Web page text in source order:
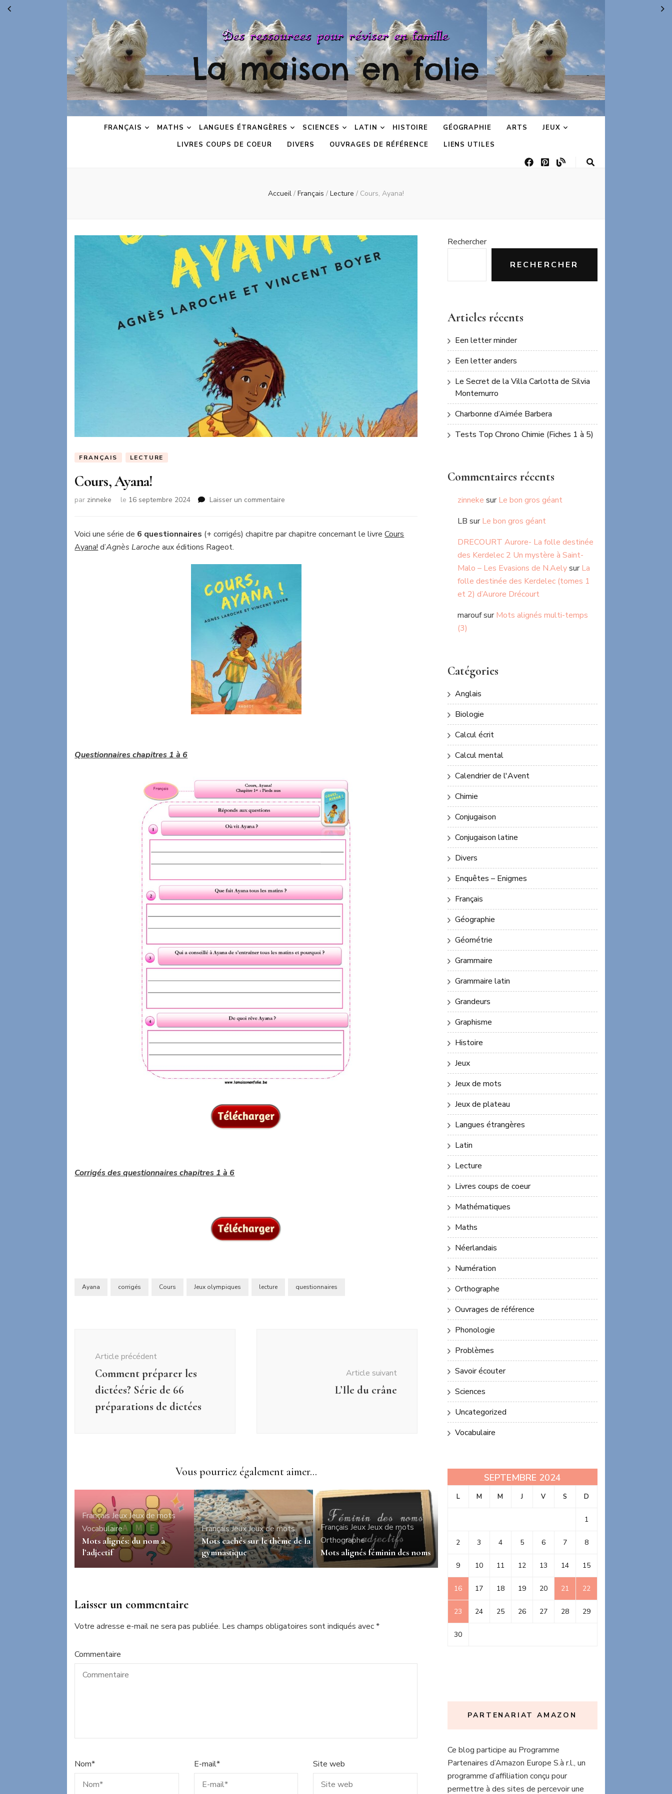
La maison en folie
FRANÇAIS MATHS LANGUES ÉTRANGÈRES SCIENCES LATIN HISTOIRE GÉOGRAPHIE ARTS
JEUX
LIVRES COUPS DE COEUR
DIVERS OUVRAGES DE RÉFÉRENCE LIENS UTILES
Accueil / Français / Lecture / Cours, Ayana!
FRANÇAIS LECTURE
Cours, Ayana!
par zinneke le 16 septembre 2024 Laisser un commentaire
Voici une série de 6 questionnaires (+ corrigés) chapitre par chapitre concernant le livreCours
Ayana! d’Agnès Laroche aux éditions Rageot.
Questionnaires chapitres 1 à 6
Corrigés des questionnaires chapitres 1 à 6
Ayana corrigés Cours Jeux olympiques lecture questionnaires
Article précédent
Comment préparer les
dictées? Série de 66
préparations de dictées
Article suivant
L’Ile du crâne
Vous pourriez également aimer...
FrançaisJeuxJeux de mots
Vocabulaire
Mots alignés: du nom à
l’adjectif
FrançaisJeuxJeux de mots
Mots cachés sur le thème de la
gymnastique
Français JeuxJeux de mots
Orthographe
Mots alignés féminin des noms
Laisser un commentaire
Votre adresse e-mail ne sera pas publiée. Les champs obligatoires sont indiqués avec*
Commentaire
Nom* E-mail* Site web
Rechercher
RECHERCHER
Articles récents
Een letter minder
Een letter anders
Le Secret de la Villa Carlotta de Silvia
Montemurro
Charbonne d’Aimée Barbera
Tests Top Chrono Chimie (Fiches 1 à 5)
Commentaires récents
zinneke surLe bon gros géant
LB surLe bon gros géant
DRECOURT Aurore- La folle destinée
des Kerdelec 2 Un mystère à Saint-
Malo – Les Evasions de N.AelysurLa
folle destinée des Kerdelec (tomes 1
et 2) d’Aurore Drécourt
maroufsurMots alignés multi-temps
(3)
Catégories
Anglais
Biologie
Calcul écrit
Calcul mental
Calendrier de l'Avent
Chimie
Conjugaison
Conjugaison latine
Divers
Enquêtes – Enigmes
Français
Géographie
Géométrie
Grammaire
Grammaire latin
Grandeurs
Graphisme
Histoire
Jeux
Jeux de mots
Jeux de plateau
Langues étrangères
Latin
Lecture
Livres coups de coeur
Mathématiques
Maths
Néerlandais
Numération
Orthographe
Ouvrages de référence
Phonologie
Problèmes
Savoir écouter
Sciences
Uncategorized
Vocabulaire
SEPTEMBRE 2024
L M M J V S D
1
2 3 4 5 6 7 8
9 10 11 12 13 14 15
16 17 18 19 20 21 22
23 24 25 26 27 28 29
30
PARTENARIAT AMAZON
Ce blog participe au Programme
Partenaires d’Amazon Europe S.à r.l., un
programme d’affiliation conçu pour
permettre à des sites de percevoir une